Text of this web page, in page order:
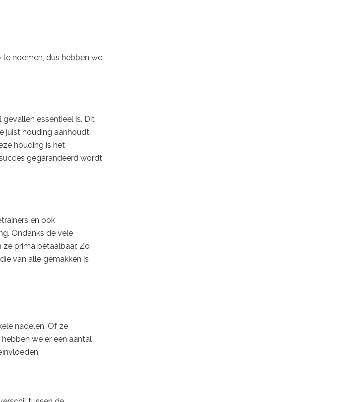
noemen, dus hebben we
essentieel is. Dit
juist houding aanhoudt.
houding is het
gegarandeerd wordt
en ook
Ondanks de vele
prima betaalbaar. Zo
van alle gemakken is
nadelen. Of ze
we er een aantal